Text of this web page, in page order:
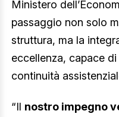
Ministero
passaggio non solo
struttura, ma la
eccellenza, capace
continuità
“Il nostro impegno